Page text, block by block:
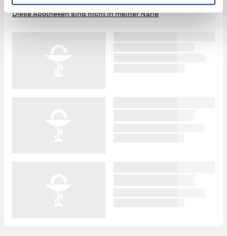
Diese Apotheken sind nicht in meiner Nähe